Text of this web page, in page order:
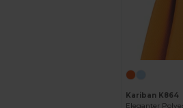
Kariban K864